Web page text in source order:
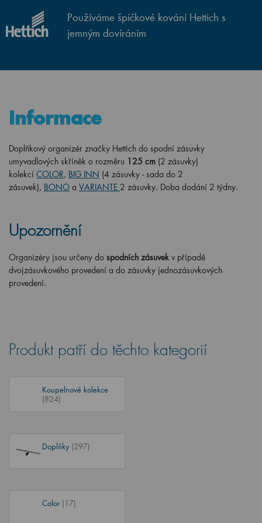
Používáme špičkové kování Hettich s
jemným dovíráním
Informace
Doplňkový organizér značky Hettich do spodní zásuvky
umyvadlových skříněk o rozměru 125 cm (2 zásuvky)
kolekcí COLOR, BIG INN (4 zásuvky - sada do 2
zásuvek), BONO a VARIANTE 2 zásuvky. Doba dodání 2 týdny.
Upozornění
Organizéry jsou určeny do spodních zásuvek v případě
dvojzásuvkového provedení a do zásuvky jednozásuvkových
provedení.
Produkt patří do těchto kategorií
Koupelnové kolekce
(824)
Doplňky (297)
Color (17)